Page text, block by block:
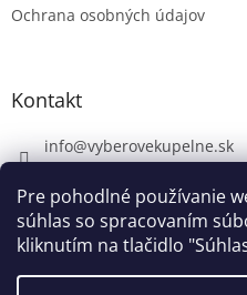
Pre pohodlné používanie
súhlas so spracovaním
kliknutím na tlačidlo
Ochrana osobných údajov
Kontakt
info@vyberovekupelne.sk
https://